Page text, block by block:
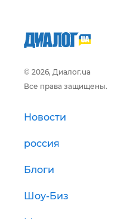
© 2026, Диалог.ua
Все права защищены.
Новости
россия
Блоги
Шоу-Биз